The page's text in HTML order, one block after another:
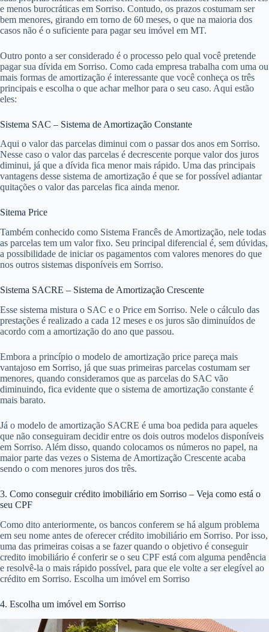
e menos burocráticas em Sorriso. Contudo, os prazos costumam ser
bem menores, girando em torno de 60 meses, o que na maioria dos
casos não é o suficiente para pagar seu imóvel em MT.
Outro ponto a ser considerado é o processo pelo qual você pretende
pagar sua dívida em Sorriso. Como cada empresa trabalha com uma ou
mais formas de amortização é interessante que você conheça os três
principais e escolha o que achar melhor para o seu caso. Aqui estão
eles:
Sistema SAC – Sistema de Amortização Constante
Aqui o valor das parcelas diminui com o passar dos anos em Sorriso.
Nesse caso o valor das parcelas é decrescente porque valor dos juros
diminui, já que a dívida fica menor mais rápido. Uma das principais
vantagens desse sistema de amortização é que se for possível adiantar
quitações o valor das parcelas fica ainda menor.
Sitema Price
Também conhecido como Sistema Francês de Amortização, nele todas
as parcelas tem um valor fixo. Seu principal diferencial é, sem dúvidas,
a possibilidade de iniciar os pagamentos com valores menores do que
nos outros sistemas disponíveis em Sorriso.
Sistema SACRE – Sistema de Amortização Crescente
Esse sistema mistura o SAC e o Price em Sorriso. Nele o cálculo das
prestações é realizado a cada 12 meses e os juros são diminuídos de
acordo com a amortização do ano que passou.
Embora a princípio o modelo de amortização price pareça mais
vantajoso em Sorriso, já que suas primeiras parcelas costumam ser
menores, quando consideramos que as parcelas do SAC vão
diminuindo, fica evidente que o sistema de amortização constante é
mais barato.
Já o modelo de amortização SACRE é uma boa pedida para aqueles
que não conseguiram decidir entre os dois outros modelos disponíveis
em Sorriso. Além disso, quando colocamos os números no papel, na
maior parte das vezes o Sistema de Amortização Crescente acaba
sendo o com menores juros dos três.
3. Como conseguir crédito imobiliário em Sorriso – Veja como está o
seu CPF
Como dito anteriormente, os bancos conferem se há algum problema
em seu nome antes de oferecer crédito imobiliário em Sorriso. Por isso,
uma das primeiras coisas a se fazer quando o objetivo é conseguir
credito imobiliário é conferir se o seu CPF está com alguma pendência
e resolvê-la o mais rápido possível, para que ele volte a ser elegível ao
crédito em Sorriso. Escolha um imóvel em Sorriso
4. Escolha um imóvel em Sorriso